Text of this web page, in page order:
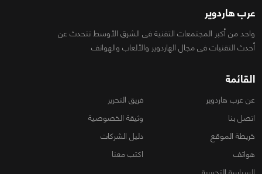
عرب هاردوير
واحد من أكبر المجتمعات التقنية فى الشرق الأوسط تتحدث عن
أحدث التقنيات فى مجال الهاردوير والألعاب والهواتف
القائمة
عن عرب هاردوير
فريق التحرير
اتصل بنا
وثيقة الخصوصية
خريطة الموقع
دليل الشركات
هواتف
اكتب معنا